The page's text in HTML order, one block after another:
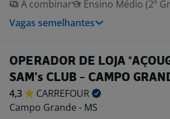
A combinar
Ensino Médio (2º
Vagas semelhantes
OPERADOR DE LOJA
SAM's CLUB - CAMPO
4,3
CARREFOUR
Campo Grande - MS